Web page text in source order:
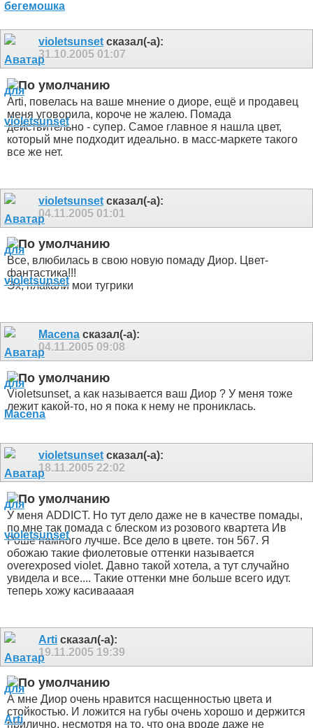
violetsunset сказал(-а):
31.10.2005 01:07
Arti, повелась на ваше мнение о диоре, ещё и продавец
меня уговорила, короче не жалею. Помада
действительно - супер. Самое главное я нашла цвет,
который мне подходит идеально. в масс-маркете такого
все же нет.
violetsunset сказал(-а):
04.11.2005 01:01
Все, влюбилась в свою новую помаду Диор. Цвет-
фантастика!!!
Эх, плакали мои тугрики
Macena сказал(-а):
04.11.2005 09:08
Violetsunset, а как называется ваш Диор ? У меня тоже
лежит какой-то, но я пока к нему не прониклась.
violetsunset сказал(-а):
18.11.2005 22:02
У меня ADDICT. Но тут дело даже не в качестве помады,
по мне так помада с блеском из розового квартета Ив
Роше намного лучше. Все дело в цвете. тон 567. Я
обожаю такие фиолетовые оттенки называется
overexposed violet. Давно такой хотела, а тут случайно
увидела и все.... Такие оттенки мне больше всего идут.
теперь хожу касиваааая
Arti сказал(-а):
19.11.2005 19:39
А мне Диор очень нравится насщенностью цвета и
стойкостью. И ложится на губы очень хорошо и держится
прилично, несмотря на то, что она вроде даже не